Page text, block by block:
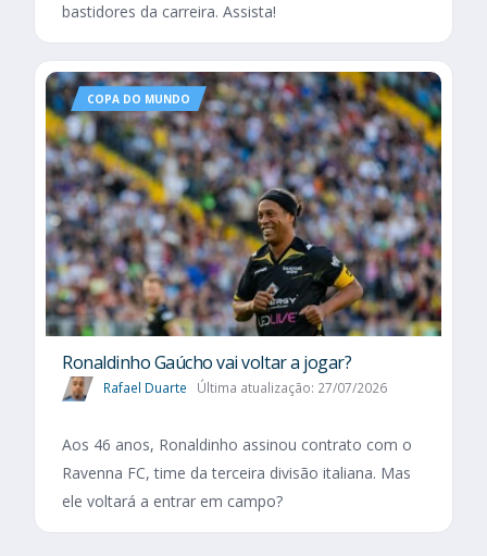
bastidores da carreira. Assista!
COPA DO MUNDO
Ronaldinho Gaúcho vai voltar a jogar?
Rafael Duarte Última atualização: 27/07/2026
Aos 46 anos, Ronaldinho assinou contrato com o
Ravenna FC, time da terceira divisão italiana. Mas
ele voltará a entrar em campo?